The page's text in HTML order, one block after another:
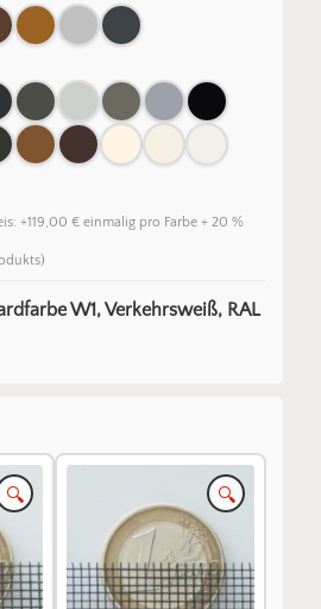
+119,00 € einmalig pro Farbe + 20 %
W1, Verkehrsweiß, RAL
🔍 🔍